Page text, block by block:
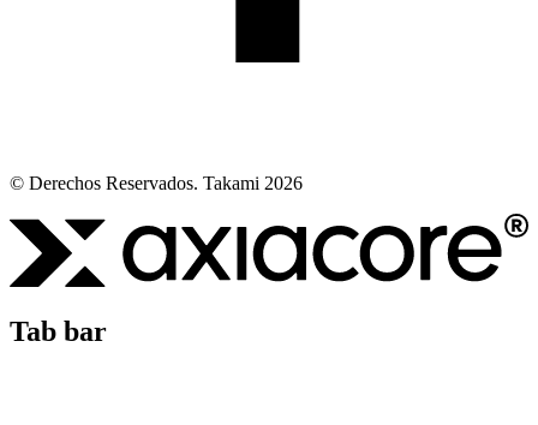
© Derechos Reservados. Takami 2026
Tab bar